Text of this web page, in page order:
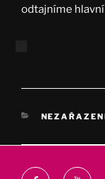
odtajníme
RUBRIKY
Facebook